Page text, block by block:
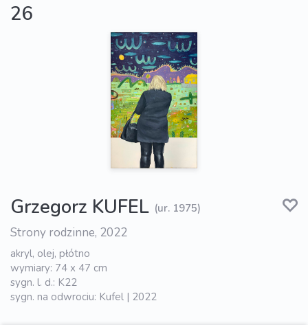
26
Grzegorz KUFEL (ur. 1975)
Strony rodzinne, 2022
akryl, olej, płótno
wymiary: 74 x 47 cm
sygn. l. d.: K22
sygn. na odwrociu: Kufel | 2022